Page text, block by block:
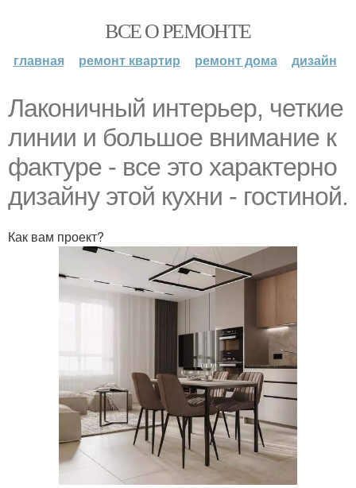
ВСЕ О РЕМОНТЕ
главная ремонт квартир ремонт дома дизайн
Лаконичный интерьер, четкие
линии и большое внимание к
фактуре - все это характерно
дизайну этой кухни - гостиной.
Как вам проект?